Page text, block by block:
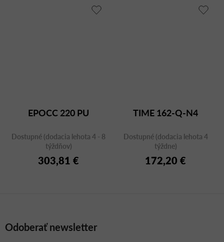
EPOCC 220 PU
Dostupné (dodacia lehota 4 - 8
týždňov)
303,81 €
TIME 162-Q-N4
Dostupné (dodacia lehota 4
týždne)
172,20 €
Odoberať newsletter